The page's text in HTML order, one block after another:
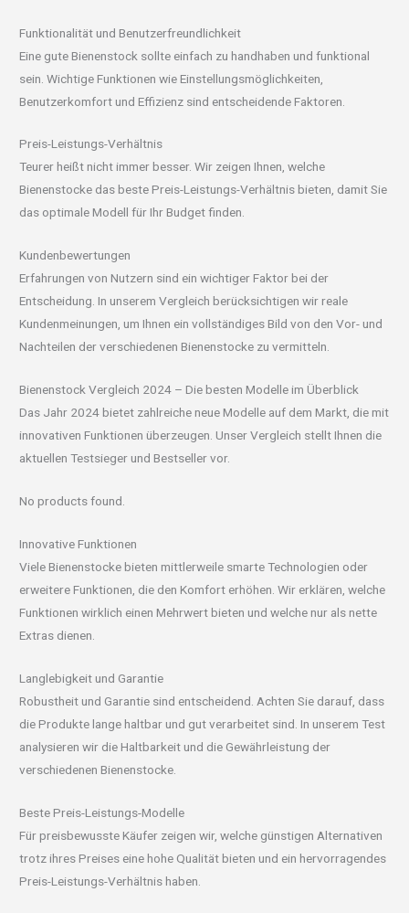
Funktionalität und Benutzerfreundlichkeit
Eine gute Bienenstock sollte einfach zu handhaben und funktional
sein. Wichtige Funktionen wie Einstellungsmöglichkeiten,
Benutzerkomfort und Effizienz sind entscheidende Faktoren.
Preis-Leistungs-Verhältnis
Teurer heißt nicht immer besser. Wir zeigen Ihnen, welche
Bienenstocke das beste Preis-Leistungs-Verhältnis bieten, damit Sie
das optimale Modell für Ihr Budget finden.
Kundenbewertungen
Erfahrungen von Nutzern sind ein wichtiger Faktor bei der
Entscheidung. In unserem Vergleich berücksichtigen wir reale
Kundenmeinungen, um Ihnen ein vollständiges Bild von den Vor- und
Nachteilen der verschiedenen Bienenstocke zu vermitteln.
Bienenstock Vergleich 2024 – Die besten Modelle im Überblick
Das Jahr 2024 bietet zahlreiche neue Modelle auf dem Markt, die mit
innovativen Funktionen überzeugen. Unser Vergleich stellt Ihnen die
aktuellen Testsieger und Bestseller vor.
No products found.
Innovative Funktionen
Viele Bienenstocke bieten mittlerweile smarte Technologien oder
erweitere Funktionen, die den Komfort erhöhen. Wir erklären, welche
Funktionen wirklich einen Mehrwert bieten und welche nur als nette
Extras dienen.
Langlebigkeit und Garantie
Robustheit und Garantie sind entscheidend. Achten Sie darauf, dass
die Produkte lange haltbar und gut verarbeitet sind. In unserem Test
analysieren wir die Haltbarkeit und die Gewährleistung der
verschiedenen Bienenstocke.
Beste Preis-Leistungs-Modelle
Für preisbewusste Käufer zeigen wir, welche günstigen Alternativen
trotz ihres Preises eine hohe Qualität bieten und ein hervorragendes
Preis-Leistungs-Verhältnis haben.